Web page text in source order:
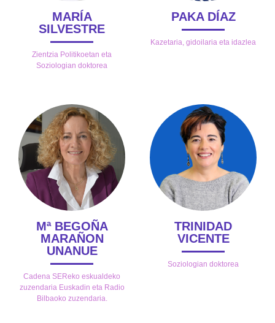
MARÍA
SILVESTRE
Zientzia Politikoetan eta
Soziologian doktorea
PAKA DÍAZ
Kazetaria, gidoilaria eta idazlea
Mª BEGOÑA
MARAÑON
UNANUE
Cadena SEReko eskualdeko
zuzendaria Euskadin eta Radio
Bilbaoko zuzendaria.
TRINIDAD
VICENTE
Soziologian doktorea